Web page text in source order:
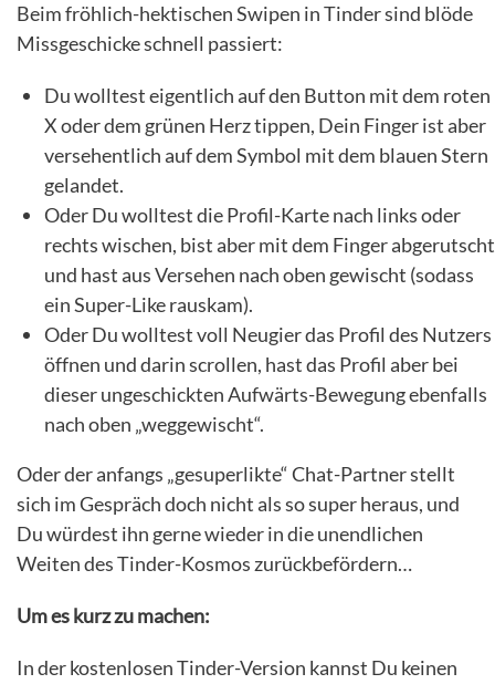
Beim fröhlich-hektischen Swipen in Tinder sind blöde
Missgeschicke schnell passiert:
Du wolltest eigentlich auf den Button mit dem roten
X oder dem grünen Herz tippen, Dein Finger ist aber
versehentlich auf dem Symbol mit dem blauen Stern
gelandet.
Oder Du wolltest die Profil-Karte nach links oder
rechts wischen, bist aber mit dem Finger abgerutscht
und hast aus Versehen nach oben gewischt (sodass
ein Super-Like rauskam).
Oder Du wolltest voll Neugier das Profil des Nutzers
öffnen und darin scrollen, hast das Profil aber bei
dieser ungeschickten Aufwärts-Bewegung ebenfalls
nach oben „weggewischt“.
Oder der anfangs „gesuperlikte“ Chat-Partner stellt
sich im Gespräch doch nicht als so super heraus, und
Du würdest ihn gerne wieder in die unendlichen
Weiten des Tinder-Kosmos zurückbefördern…
Um es kurz zu machen:
In der kostenlosen Tinder-Version kannst Du keinen